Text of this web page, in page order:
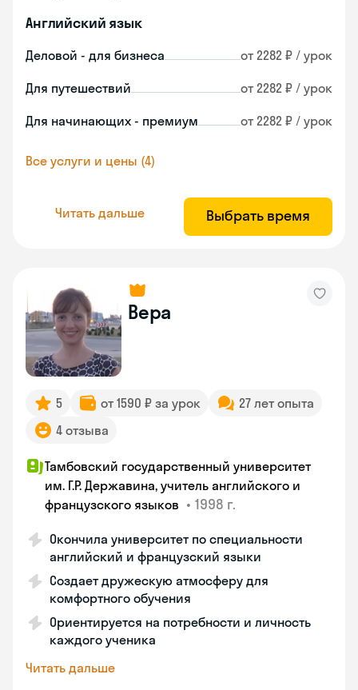
Английский язык
Деловой - для бизнеса от 2282 ₽ / урок
Для путешествий от 2282 ₽ / урок
Для начинающих - премиум от 2282 ₽ / урок
Все услуги и цены (4)
Читать дальше Выбрать время
Вера
5 от 1590 ₽ за урок
27 лет опыта
4 отзыва
Тамбовский государственный университет
им. Г.Р. Державина, учитель английского и
французского языков • 1998 г.
Окончила университет по специальности
английский и французский языки
Создает дружескую атмосферу для
комфортного обучения
Ориентируется на потребности и личность
каждого ученика
Читать дальше